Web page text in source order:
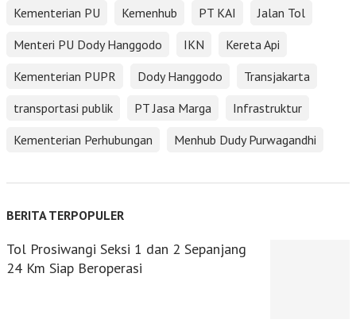
Kementerian PU Kemenhub PT KAI
Jalan Tol
Menteri PU Dody Hanggodo
IKN
Kereta Api
Kementerian PUPR
Dody Hanggodo
Transjakarta
transportasi publik
PT Jasa Marga
Infrastruktur
Kementerian Perhubungan
Menhub Dudy Purwagandhi
BERITA TERPOPULER
Tol Prosiwangi Seksi 1 dan 2 Sepanjang
24 Km Siap Beroperasi